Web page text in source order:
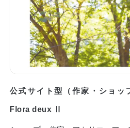
公式サイト型（作家・ショッ
Flora deux Ⅱ